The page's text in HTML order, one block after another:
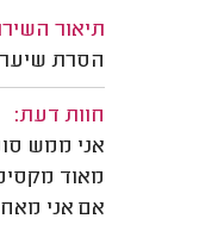
תיאור
הסרת שיער
חוות דעת:
אני ממש
מאוד
אם אני